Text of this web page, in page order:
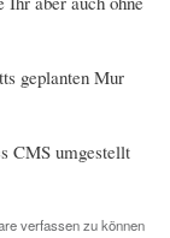
geplanten Mur
CMS umgestellt
verfassen zu können